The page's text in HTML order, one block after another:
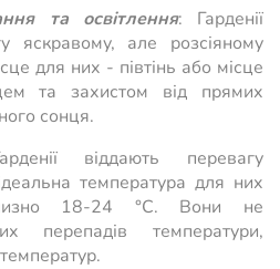
та освітлення: Гарденії
яскравому, але розсіяному
для них - півтінь або місце
та захистом від прямих
сонця.
віддають перевагу
температура для них
18-24 °C. Вони не
перепадів температури,